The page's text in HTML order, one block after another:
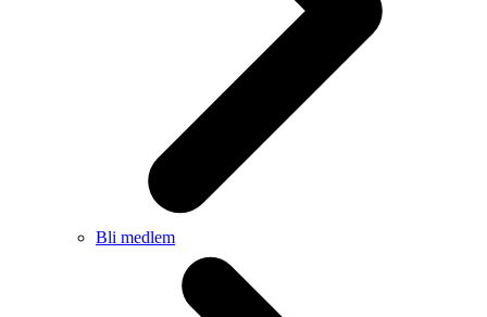
Bli medlem